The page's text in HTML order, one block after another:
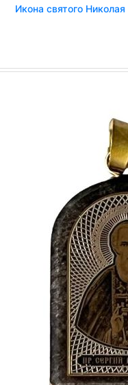
Икона святого Николая